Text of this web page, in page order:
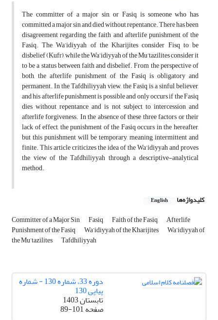
The committer of a major sin, or Fasiq, is someone who has
committed a major sin and died without repentance. There has been
disagreement regarding the faith and afterlife punishment of the
Fasiq. The Wa’idiyyah of the Kharijites consider Fisq to be
disbelief (Kufr), while the Wa’idiyyah of the Mu’tazilites consider it
to be a status between faith and disbelief. From the perspective of
both, the afterlife punishment of the Fasiq is obligatory and
permanent. In the Tafdhiliyyah view, the Fasiq is a sinful believer,
and his afterlife punishment is possible and only occurs if the Fasiq
dies without repentance and is not subject to intercession and
afterlife forgiveness. In the absence of these three factors or their
lack of effect, the punishment of the Fasiq occurs in the hereafter,
but this punishment will be temporary, meaning intermittent and
finite. This article criticizes the idea of the Wa’idiyyah and proves
the view of the Tafdhiliyyah through a descriptive-analytical
method.
کلیدواژه‌ها English
Committer of a Major Sin Fasiq Faith of the Fasiq Afterlife
Punishment of the Fasiq Wa’idiyyah of the Kharijites Wa’idiyyah of
the Mu’tazilites Tafdhiliyyah
دوره 33، شماره 130 - شماره
پیاپی 130
تابستان 1403
صفحه89-101